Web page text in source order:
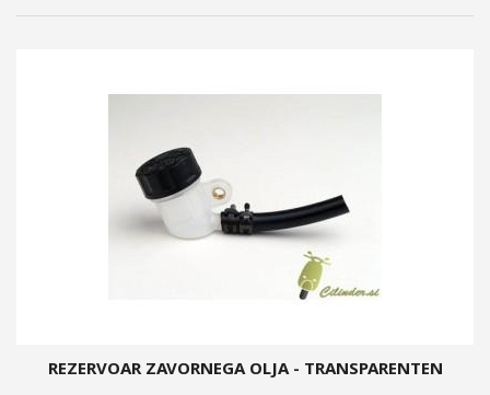
REZERVOAR ZAVORNEGA OLJA - TRANSPARENTEN